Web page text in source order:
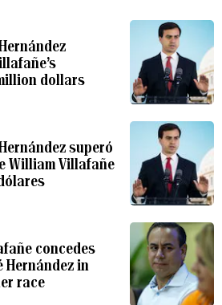
dollars
superó
William Villafañe
concedes
in
race